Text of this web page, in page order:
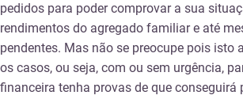
pedidos para poder comprovar a sua
rendimentos do agregado familiar e até
pendentes. Mas não se preocupe pois isto
os casos, ou seja, com ou sem urgência,
financeira tenha provas de que conseguirá